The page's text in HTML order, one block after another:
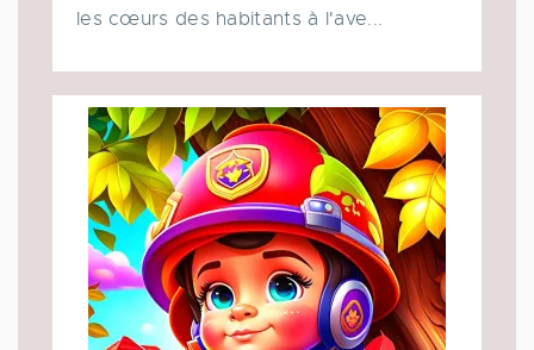
les cœurs des habitants à l'ave...